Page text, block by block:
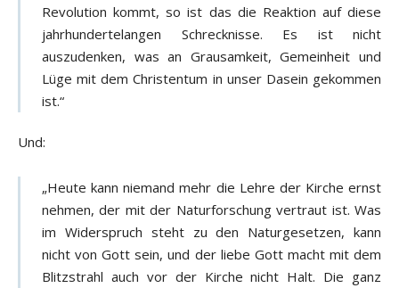
Revolution kommt, so ist das die Reaktion auf diese
jahrhundertelangen Schrecknisse. Es ist nicht
auszudenken, was an Grausamkeit, Gemeinheit und
Lüge mit dem Christentum in unser Dasein gekommen
ist.“
Und:
„Heute kann niemand mehr die Lehre der Kirche ernst
nehmen, der mit der Naturforschung vertraut ist. Was
im Widerspruch steht zu den Naturgesetzen, kann
nicht von Gott sein, und der liebe Gott macht mit dem
Blitzstrahl auch vor der Kirche nicht Halt. Die ganz